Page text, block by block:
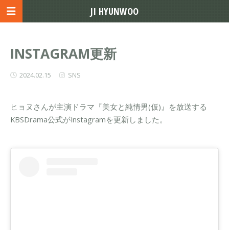
INSTAGRAM更新
2024.02.15 SNS
ヒョヌさんが主演ドラマ『美女と純情男(仮)』を放送する
KBSDrama公式がInstagramを更新しました。
JI HYUNWOO